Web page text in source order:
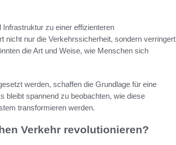
zu einer effizienteren
nicht nur die Verkehrssicherheit, sondern verringert
die Art und Weise, wie Menschen sich
werden, schaffen die Grundlage für eine
bleibt spannend zu beobachten, wie diese
transformieren werden.
Verkehr revolutionieren?